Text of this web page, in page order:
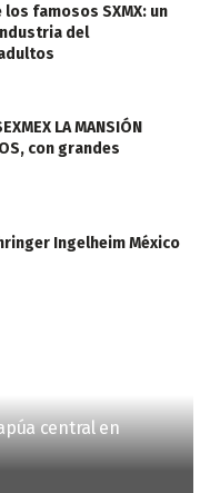
los famosos SXMX: un
del
LA MANSIÓN
con grandes
Ingelheim México
central en